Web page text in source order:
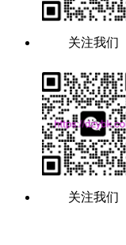
关注我们
关注我们